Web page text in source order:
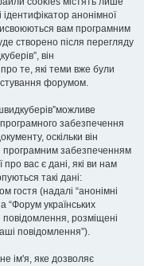
ідентифікатор анонімної
вам програмним
створено після перегляду
він
те, які теми вже були
форумом.
забезпечення
оскільки він
програмним забезпеченням
вас є дані, які ви нам
такі дані:
гостя (надалі “анонімні
“Форум українських
повідомлення, розміщені
повідомлення”).
ім'я, яке дозволяє